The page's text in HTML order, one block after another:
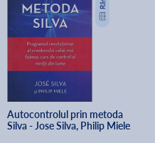
Autocontrolul prin metoda
Silva - Jose Silva, Philip Miele